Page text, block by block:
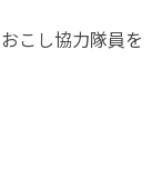
こし協力隊員を